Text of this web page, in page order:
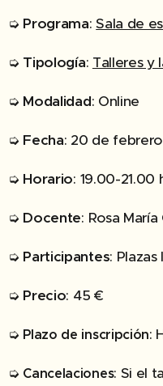
➭ Programa:Sala de
➭ Tipología: Talleres y
➭ Modalidad: Online
➭ Fecha: 20 de
➭ Horario: 19.00-21.00
➭ Docente: Rosa María
➭ Participantes:
➭ Precio: 45 €
➭ Plazo de inscripción:
➭ Cancelaciones: Si el